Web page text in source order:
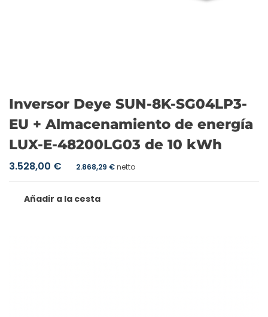
Inversor Deye SUN-8K-SG04LP3-
EU + Almacenamiento de energía
LUX-E-48200LG03 de 10 kWh
3.528,00 € 2.868,29 €netto
Añadir a la cesta